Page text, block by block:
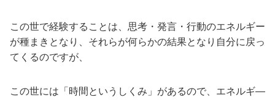
この世で経験することは、思考・発言・行動のエネルギー
が種まきとなり、それらが何らかの結果となり自分に戻っ
てくるのですが、
この世には「時間というしくみ」があるので、エネルギ―